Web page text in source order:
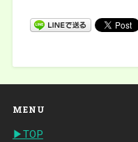
MENU
▶︎TOP